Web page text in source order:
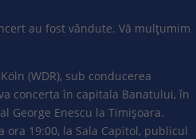
au fost vândute. Vă mulțumim
(WDR), sub conducerea
concerta în capitala Banatului, în
George Enescu la Timișoara.
ora 19:00, la Sala Capitol, publicul